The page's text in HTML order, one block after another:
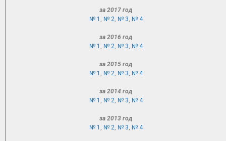
за 2017 год
№ 1
№ 2 № 3 № 4
за 2016 год
№ 1
№ 2 № 3 № 4
за 2015 год
№ 1
№ 2 № 3 № 4
за 2014 год
№ 1
№ 2 № 3 № 4
за 2013 год
№ 1
№ 2 № 3 № 4